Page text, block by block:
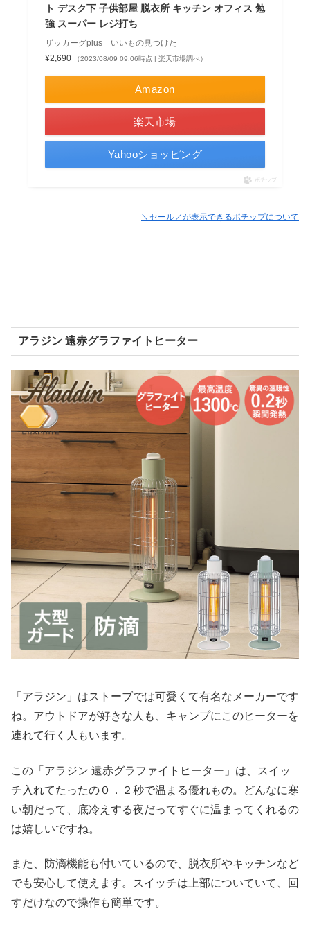
ト デスク下 子供部屋 脱衣所 キッチン オフィス 勉
強 スーパー レジ打ち
ザッカーグplus いいもの見つけた
¥2,690
（2023/08/09 09:06時点 | 楽天市場調べ）
Amazon
楽天市場
Yahooショッピング
ポチップ
＼セール／が表示できるポチップについて
アラジン 遠赤グラファイトヒーター
「アラジン」はストーブでは可愛くて有名なメーカーです
ね。アウトドアが好きな人も、キャンプにこのヒーターを
連れて行く人もいます。
この「 アラジン 遠赤グラファイトヒーター」は、スイッ
チ入れてたったの０．２秒で温まる優れもの。どんなに寒
い朝だって、底冷えする夜だってすぐに温まってくれるの
は嬉しいですね。
また、防滴機能も付いているので、脱衣所やキッチンなど
でも安心して使えます。スイッチは上部についていて、回
すだけなので操作も簡単です。